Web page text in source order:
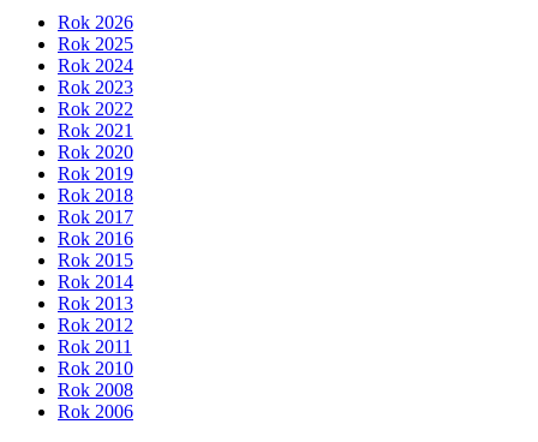
Rok 2026
Rok 2025
Rok 2024
Rok 2023
Rok 2022
Rok 2021
Rok 2020
Rok 2019
Rok 2018
Rok 2017
Rok 2016
Rok 2015
Rok 2014
Rok 2013
Rok 2012
Rok 2011
Rok 2010
Rok 2008
Rok 2006